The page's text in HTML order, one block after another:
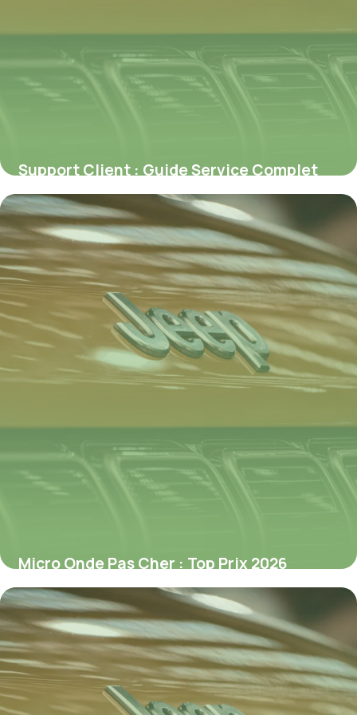
Support Client : Guide Service Complet
2026
6 juillet 2026
Micro Onde Pas Cher : Top Prix 2026
3 juillet 2026